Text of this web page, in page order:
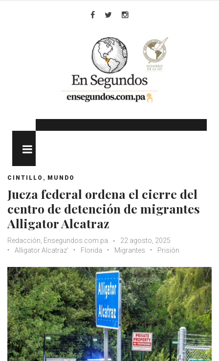
CINTILLO , MUNDO
Jueza federal ordena el cierre del
centro de detención de migrantes
Alligator Alcatraz
Redacción, Ensegundos.com.pa
22 agosto, 2025
Alligator Alcatraz'
Florida Migrantes Prisión